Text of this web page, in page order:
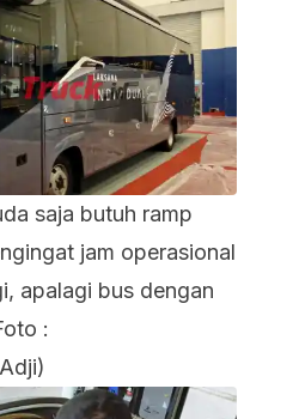
saja butuh ramp
jam operasional
apalagi bus dengan
: